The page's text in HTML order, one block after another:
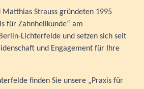
Strauss gründeten 1995
für Zahnheilkunde“ am
Lichterfelde und setzen sich seit
und Engagement für Ihre
finden Sie unsere „Praxis für